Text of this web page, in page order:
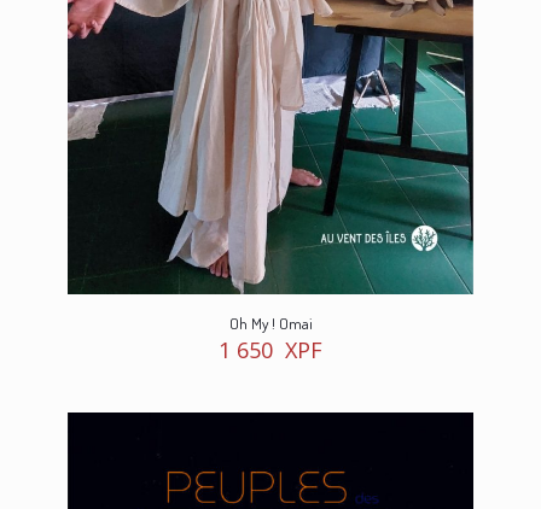
Oh My ! Omai
1 650 XPF